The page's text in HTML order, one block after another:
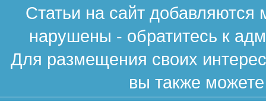
Статьи на сайт
нарушены - обратитесь к
Для размещения своих
вы также